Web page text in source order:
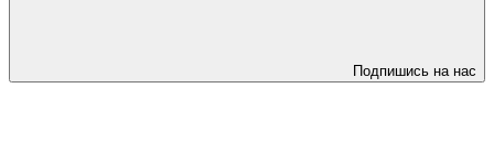
Подпишись на нас